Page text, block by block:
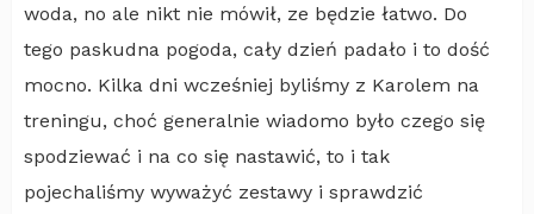
woda, no ale nikt nie mówił, ze będzie łatwo. Do
tego paskudna pogoda, cały dzień padało i to dość
mocno. Kilka dni wcześniej byliśmy z Karolem na
treningu, choć generalnie wiadomo było czego się
spodziewać i na co się nastawić, to i tak
pojechaliśmy wyważyć zestawy i sprawdzić